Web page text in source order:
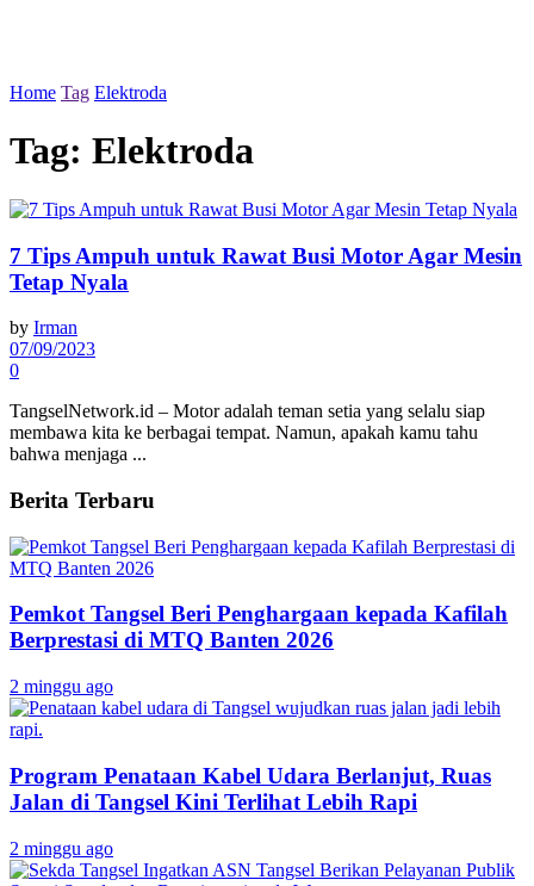
Home Tag Elektroda
Tag: Elektroda
7 Tips Ampuh untuk Rawat Busi Motor Agar Mesin
Tetap Nyala
by Irman
07/09/2023
0
TangselNetwork.id – Motor adalah teman setia yang selalu siap
membawa kita ke berbagai tempat. Namun, apakah kamu tahu
bahwa menjaga ...
Berita Terbaru
Pemkot Tangsel Beri Penghargaan kepada Kafilah
Berprestasi di MTQ Banten 2026
2 minggu ago
Program Penataan Kabel Udara Berlanjut, Ruas
Jalan di Tangsel Kini Terlihat Lebih Rapi
2 minggu ago